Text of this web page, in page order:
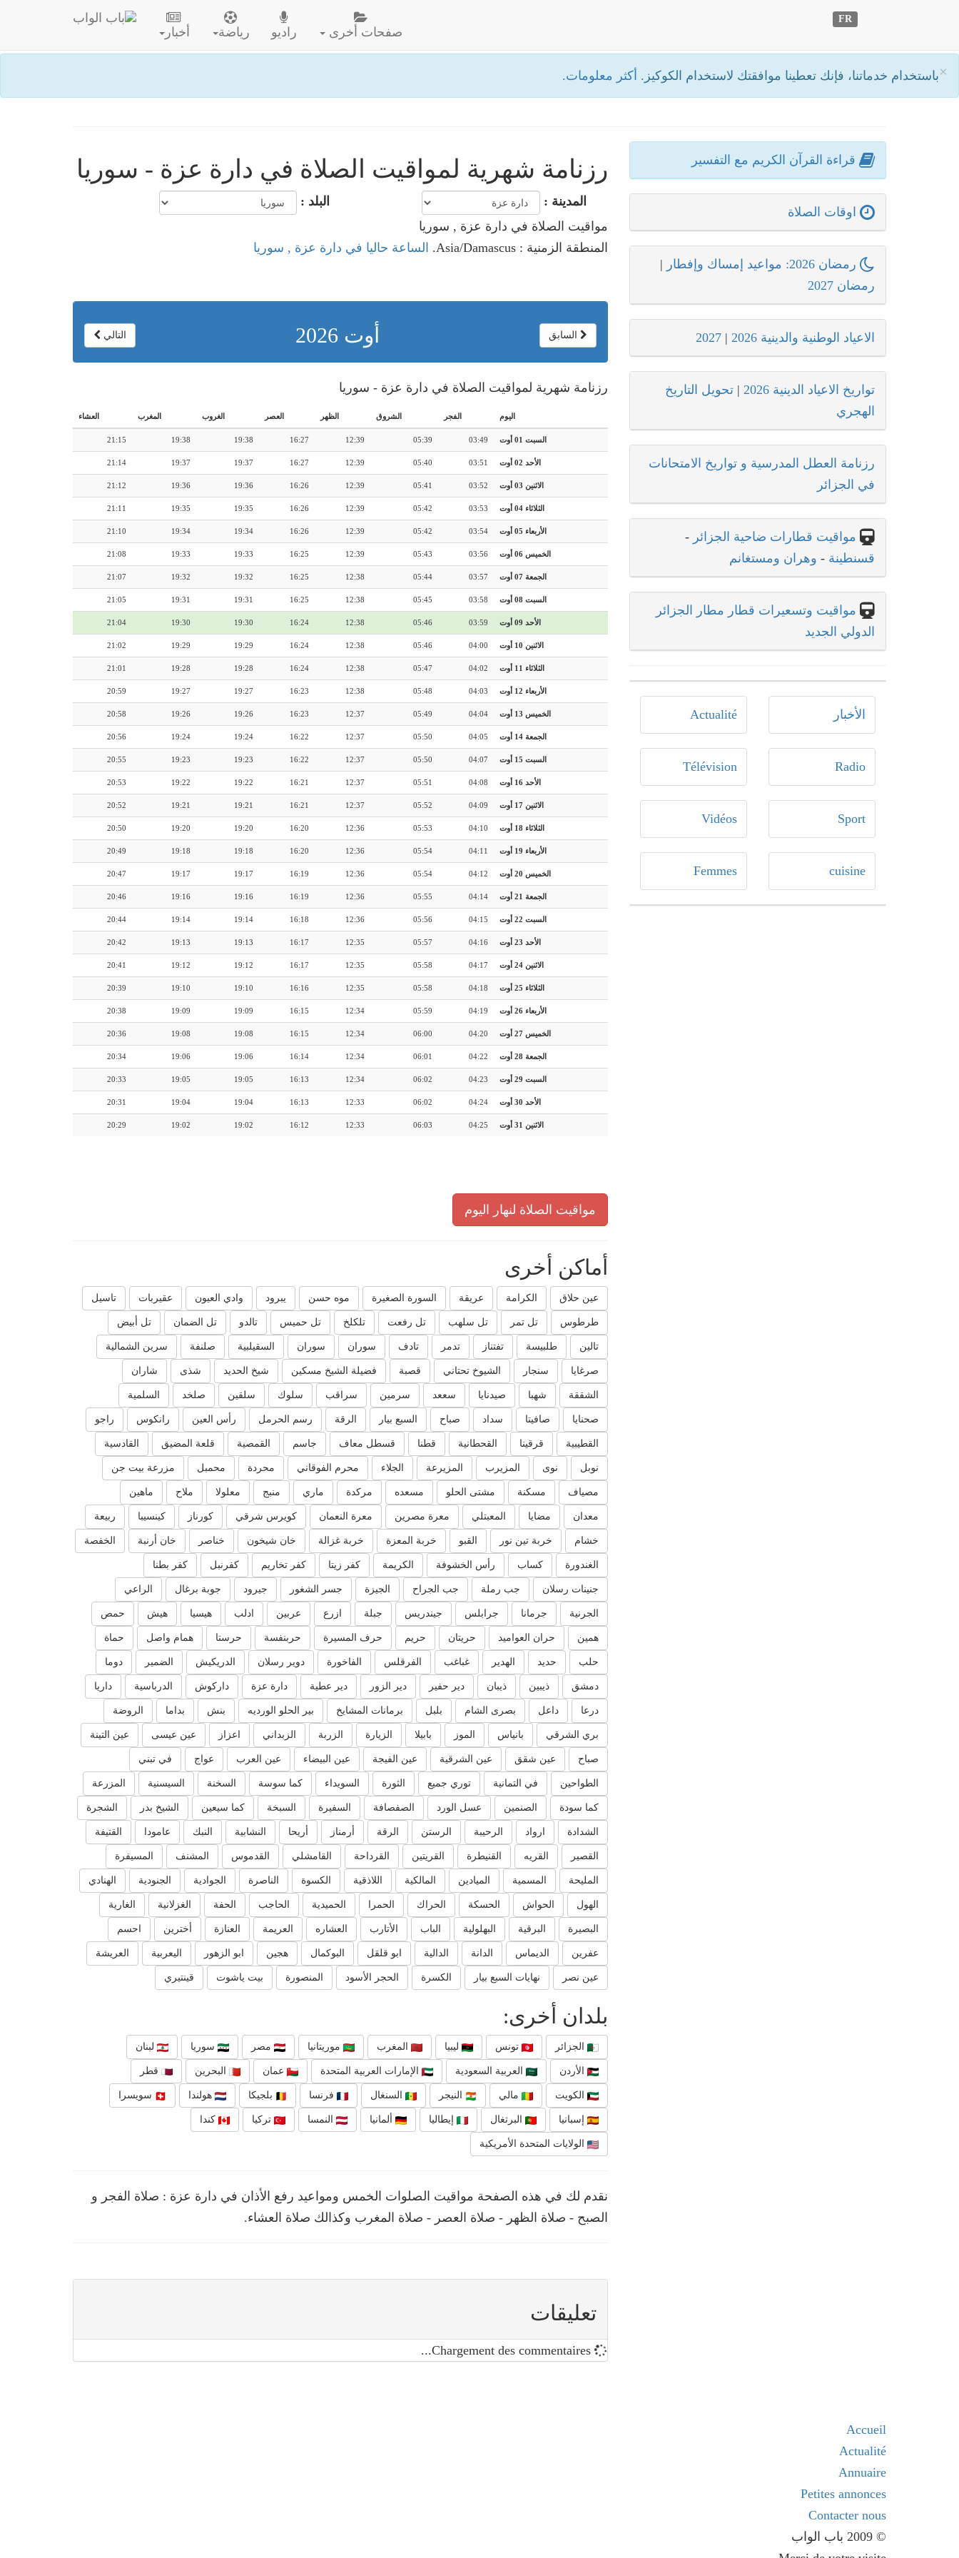
×باستخدام خدماتنا، فإنك تعطينا موافقتك لاستخدام الكوكيز. أكثر معلومات.
أخبار رياضة راديو صفحات أخرى
FR
رزنامة شهرية لمواقيت الصلاة في دارة عزة - سوريا
البلد :
المدينة :
مواقيت الصلاة في دارة عزة , سوريا
المنطقة الزمنية : Asia/Damascus.
الساعة حاليا في دارة عزة , سوريا
السابق أوت 2026 التالي
رزنامة شهرية لمواقيت الصلاة في دارة عزة - سوريا
اليوم الفجر الشروق الظهر العصر الغروب المغرب العشاء
السبت 01 أوت 03:49
05:39
12:39
16:27
19:38
19:38
21:15
الأحد 02 أوت 03:51
05:40
12:39
16:27
19:37
19:37
21:14
الاثنين 03 أوت 03:52
05:41
12:39
16:26
19:36
19:36
21:12
الثلاثاء 04 أوت 03:53
05:42
12:39
16:26
19:35
19:35
21:11
الأربعاء 05 أوت 03:54
05:42
12:39
16:26
19:34
19:34
21:10
الخميس 06 أوت 03:56
05:43
12:39
16:25
19:33
19:33
21:08
الجمعة 07 أوت 03:57
05:44
12:38
16:25
19:32
19:32
21:07
السبت 08 أوت 03:58
05:45
12:38
16:25
19:31
19:31
21:05
الأحد 09 أوت 03:59
05:46
12:38
16:24
19:30
19:30
21:04
الاثنين 10 أوت 04:00
05:46
12:38
16:24
19:29
19:29
21:02
الثلاثاء 11 أوت 04:02
05:47
12:38
16:24
19:28
19:28
21:01
الأربعاء 12 أوت 04:03
05:48
12:38
16:23
19:27
19:27
20:59
الخميس 13 أوت 04:04
05:49
12:37
16:23
19:26
19:26
20:58
الجمعة 14 أوت 04:05
05:50
12:37
16:22
19:24
19:24
20:56
السبت 15 أوت 04:07
05:50
12:37
16:22
19:23
19:23
20:55
الأحد 16 أوت 04:08
05:51
12:37
16:21
19:22
19:22
20:53
الاثنين 17 أوت 04:09
05:52
12:37
16:21
19:21
19:21
20:52
الثلاثاء 18 أوت 04:10
05:53
12:36
16:20
19:20
19:20
20:50
الأربعاء 19 أوت 04:11
05:54
12:36
16:20
19:18
19:18
20:49
الخميس 20 أوت 04:12
05:54
12:36
16:19
19:17
19:17
20:47
الجمعة 21 أوت 04:14
05:55
12:36
16:19
19:16
19:16
20:46
السبت 22 أوت 04:15
05:56
12:36
16:18
19:14
19:14
20:44
الأحد 23 أوت 04:16
05:57
12:35
16:17
19:13
19:13
20:42
الاثنين 24 أوت 04:17
05:58
12:35
16:17
19:12
19:12
20:41
الثلاثاء 25 أوت 04:18
05:58
12:35
16:16
19:10
19:10
20:39
الأربعاء 26 أوت 04:19
05:59
12:34
16:15
19:09
19:09
20:38
الخميس 27 أوت 04:20
06:00
12:34
16:15
19:08
19:08
20:36
الجمعة 28 أوت 04:22
06:01
12:34
16:14
19:06
19:06
20:34
السبت 29 أوت 04:23
06:02
12:34
16:13
19:05
19:05
20:33
الأحد 30 أوت 04:24
06:02
12:33
16:13
19:04
19:04
20:31
الاثنين 31 أوت 04:25
06:03
12:33
16:12
19:02
19:02
20:29
مواقيت الصلاة لنهار اليوم
أماكن أخرى
عين حلاق الكرامة عريقة السورة الصغيرة موه حسن يبرود وادي العيون عقيربات تاسيل
طرطوس تل تمر تل سلهب تل رفعت تلكلخ تل حميس تالدو تل الضمان تل أبيض
تالين طلبيسة تفتناز تدمر تادف سوران سوران السقيلبية صلنفة سرين الشمالية
صرغايا سنجار الشيوخ تحتاني قصبة فضيلة الشيخ مسكين شيخ الحديد شذى شاران
الشققة شهبا صيدنايا سععد سرمين سراقب سلوك سلقين صلخد السلمية
صحنايا صافيتا سداد صباح السبع بيار الرقة رسم الحرمل رأس العين رانكوس راجو
القطيبية قرقينا القحطانية قطنا قسطل معاف جاسم القمصية قلعة المضيق القادسية
نوبل نوى المزيرب المزيرعة الجلاء محرم الفوقاني محردة محمبل مزرعة بيت جن
مصياف مسكنة مشتى الحلو مسعده مركدة ماري منبج معلولا ملاح ماهين
معدان مضايا المعبتلي معرة مصرين معرة النعمان كويرس شرقي كورناز كينسيبا ربيعة
خشام خربة تين نور القبو خربة المعزة خربة غزالة خان شيخون خناصر خان أرنبة الخفصة
الغندورة كساب رأس الخشوفة الكريمة كفر زيتا كفر تخاريم كفرنبل كفر بطنا
جنينات رسلان جب رملة جب الجراح الجيزة جسر الشغور جيرود جوبة برغال الراعي
الجرنية جرمانا جرابلس جيندريس جبلة ازرع عربين ادلب هيسيا هيش حمص
همين حران العواميد حريتان حريم حرف المسيرة حربنفسة حرستا همام واصل حماة
حلب حديد الهدير غباغب الفرقلس الفاخورة دوير رسلان الدريكيش الضمير دوما
دمشق ذيبين ذيبان دير حفير دير الزور دير عطية دارة عزة داركوش الدرباسية داريا
درعا داعل بصرى الشام بلبل برمانات المشايخ بير الحلو الورديه بنش بداما الروضة
بري الشرقي بانياس الموز بابيلا الزيارة الزربة الزبداني اعزاز عين عيسى عين التينة
صباح عين شقق عين الشرقية عين الفيجة عين البيضاء عين العرب عواج في تبني
الطواحين في التمانية توري جميع الثورة السويداء كما سوسة السخنة السيسنية المزرعة
كما سودة الصنمين عسل الورد الصفصافة السفيرة السبخة كما سيعين الشيخ بدر الشجرة
الشدادة ارواد الرحيبة الرستن الرقة أرمناز أريحا النشابية النبك عامودا القتيفة
القصير القريه القنيطرة القريتين القرداحة القامشلي القدموس المشنف المسيفرة
المليحة المسمية الميادين المالكية اللاذقية الكسوة الناصرة الجوادية الجنودية الهنادي
الهول الحواش الحسكة الحراك الحمرا الحميدية الحاجب الحفة الغزلانية الغارية
البصيرة البرقية البهلولية الباب الأتارب العشاره العريمة العنازة أخترين احسم
عفرين الديماس الدانة الدالية ابو قلقل البوكمال هجين ابو الزهور اليعربية العريشة
عين نصر نهايات السبع بيار الكسرة الحجر الأسود المنصورة بيت ياشوت قينتيري
بلدان أخرى:
الجزائر تونس ليبيا المغرب موريتانيا مصر سوريا لبنان
الأردن العربية السعودية الإمارات العربية المتحدة عمان البحرين قطر
الكويت مالي النيجر السنغال فرنسا بلجيكا هولندا سويسرا
إسبانيا البرتغال إيطاليا ألمانيا النمسا تركيا كندا
الولايات المتحدة الأمريكية
نقدم لك في هذه الصفحة مواقيت الصلوات الخمس ومواعيد رفع الأذان في دارة عزة : صلاة الفجر و
الصبح - صلاة الظهر - صلاة العصر - صلاة المغرب وكذالك صلاة العشاء.
تعليقات
قراءة القرآن الكريم مع التفسير
اوقات الصلاة
رمضان 2026: مواعيد إمساك وإفطار
|
رمضان 2027
الاعياد الوطنية والدينية 2026 |
2027
تواريخ الاعياد الدينية 2026 | تحويل التاريخ
الهجري
رزنامة العطل المدرسية و تواريخ الامتحانات
في الجزائر
مواقيت قطارات ضاحية الجزائر -
قسنطينة - وهران ومستغانم
مواقيت وتسعيرات قطار مطار الجزائر
الدولي الجديد
Actualité الأخبار
Télévision Radio
Vidéos Sport
Femmes cuisine
Accueil
Actualité
Annuaire
Petites annonces
Contacter nous
© 2009 باب الواب